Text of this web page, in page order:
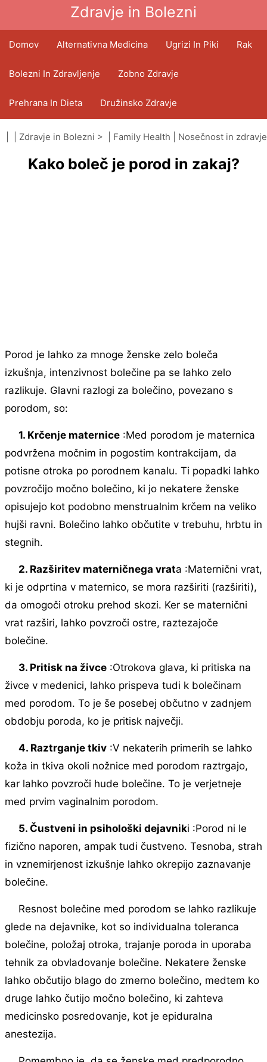
Zdravje in Bolezni
Domov Alternativna Medicina Ugrizi In Piki Rak
Bolezni In Zdravljenje Zobno Zdravje
Prehrana In Dieta Družinsko Zdravje
Zdravstveni Sektor Duševno Zdravje
Javno Zdravje In Varnost Operacije In Posegi
Zdravje in Bolezni > | Family Health Nosečnost in zdravje
Kako boleč je porod in zakaj?
Porod je lahko za mnoge ženske zelo boleča
izkušnja, intenzivnost bolečine pa se lahko zelo
razlikuje. Glavni razlogi za bolečino, povezano s
porodom, so:
1. Krčenje maternice:Med porodom je maternica
podvržena močnim in pogostim kontrakcijam, da
potisne otroka po porodnem kanalu. Ti popadki lahko
povzročijo močno bolečino, ki jo nekatere ženske
opisujejo kot podobno menstrualnim krčem na veliko
hujši ravni. Bolečino lahko občutite v trebuhu, hrbtu in
stegnih.
2. Razširitev materničnega vrata :Maternični vrat,
ki je odprtina v maternico, se mora razširiti (razširiti),
da omogoči otroku prehod skozi. Ker se maternični
vrat razširi, lahko povzroči ostre, raztezajoče
bolečine.
3. Pritisk na živce:Otrokova glava, ki pritiska na
živce v medenici, lahko prispeva tudi k bolečinam
med porodom. To je še posebej občutno v zadnjem
obdobju poroda, ko je pritisk največji.
4. Raztrganje tkiv:V nekaterih primerih se lahko
koža in tkiva okoli nožnice med porodom raztrgajo,
kar lahko povzroči hude bolečine. To je verjetneje
med prvim vaginalnim porodom.
5. Čustveni in psihološki dejavniki :Porod ni le
fizično naporen, ampak tudi čustveno. Tesnoba, strah
in vznemirjenost izkušnje lahko okrepijo zaznavanje
bolečine.
Resnost bolečine med porodom se lahko razlikuje
glede na dejavnike, kot so individualna toleranca
bolečine, položaj otroka, trajanje poroda in uporaba
tehnik za obvladovanje bolečine. Nekatere ženske
lahko občutijo blago do zmerno bolečino, medtem ko
druge lahko čutijo močno bolečino, ki zahteva
medicinsko posredovanje, kot je epiduralna
anestezija.